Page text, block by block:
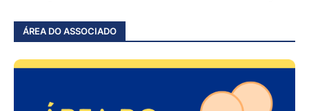
ÁREA DO ASSOCIADO